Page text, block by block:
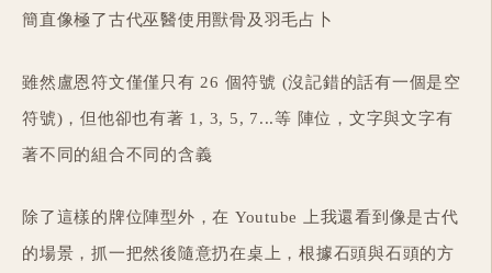
簡直像極了古代巫醫使用獸骨及羽毛占卜
雖然盧恩符文僅僅只有 26 個符號 (沒記錯的話有一個是空
符號)，但他卻也有著 1, 3, 5, 7...等 陣位，文字與文字有
著不同的組合不同的含義
除了這樣的牌位陣型外，在 Youtube 上我還看到像是古代
的場景，抓一把然後隨意扔在桌上，根據石頭與石頭的方